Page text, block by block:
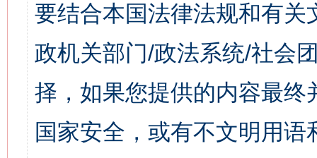
要结合本国法律法规和有关
政机关部门/政法系统/社会
择，如果您提供的内容最
国家安全，或有不文明用